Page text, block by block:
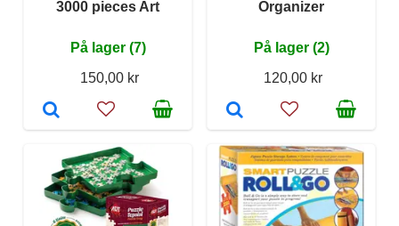
3000 pieces Art
På lager (7)
150,00 kr
Organizer
På lager (2)
120,00 kr